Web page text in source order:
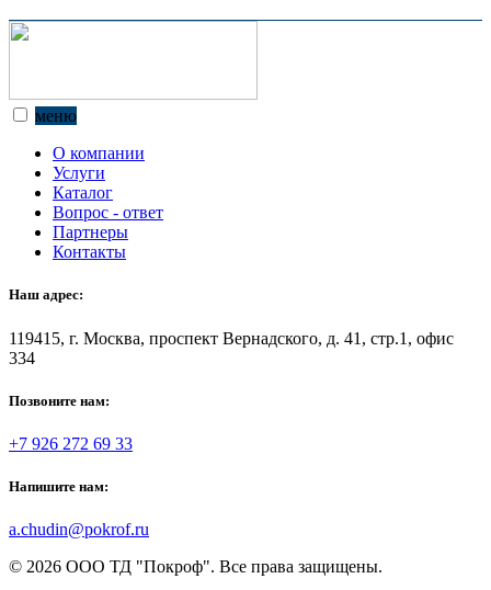
меню
О компании
Услуги
Каталог
Вопрос - ответ
Партнеры
Контакты
Наш адрес:
119415, г. Москва, проспект Вернадского, д. 41, стр.1, офис
334
Позвоните нам:
+7 926 272 69 33
Напишите нам:
a.chudin@pokrof.ru
© 2026 ООО ТД "Покроф". Все права защищены.